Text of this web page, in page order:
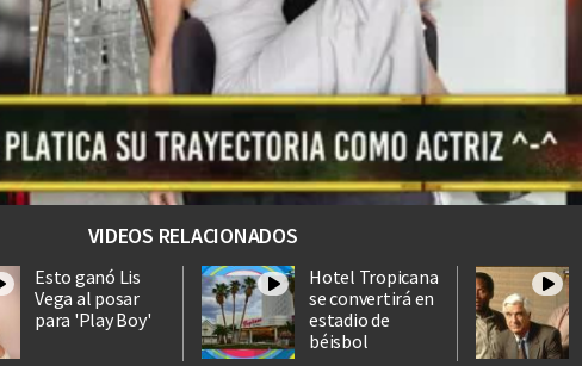
VIDEOS RELACIONADOS
Esto ganó Lis
Vega al posar
para 'Play Boy'
Hotel Tropicana
se convertirá en
estadio de
béisbol